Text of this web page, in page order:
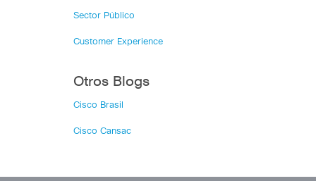
Sector Público
Customer Experience
Otros Blogs
Cisco Brasil
Cisco Cansac